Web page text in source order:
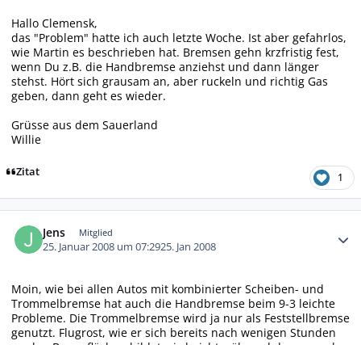
Hallo Clemensk,
das "Problem" hatte ich auch letzte Woche. Ist aber gefahrlos,
wie Martin es beschrieben hat. Bremsen gehn krzfristig fest,
wenn Du z.B. die Handbremse anziehst und dann länger
stehst. Hört sich grausam an, aber ruckeln und richtig Gas
geben, dann geht es wieder.
Grüsse aus dem Sauerland
Willie
Zitat 1
Jens Mitglied
25. Januar 2008 um 07:2925. Jan 2008
Moin, wie bei allen Autos mit kombinierter Scheiben- und
Trommelbremse hat auch die Handbremse beim 9-3 leichte
Probleme. Die Trommelbremse wird ja nur als Feststellbremse
genutzt. Flugrost, wie er sich bereits nach wenigen Stunden